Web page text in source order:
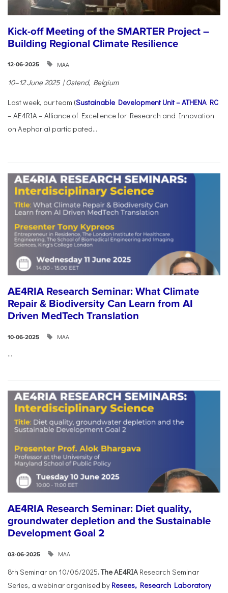
Kick-off Meeting of the SMARTER Project –
Building Regional Climate Resilience
12-06-2025 ΜΑΑ
10–12 June 2025 | Ostend, Belgium
Last week, our team (Sustainable Development Unit – ATHENA RC
– AE4RIA – Alliance of Excellence for Research and Innovation
on Aephoria) participated...
AE4RIA Research Seminar: What Climate
Repair & Biodiversity Can Learn from AI
Driven MedTech Translation
10-06-2025 ΜΑΑ
...
AE4RIA Research Seminar: Diet quality,
groundwater depletion and the Sustainable
Development Goal 2
03-06-2025 ΜΑΑ
8th Seminar on 10/06/2025. The AE4RIA Research Seminar
Series, a webinar organised by Resees, Research Laboratory